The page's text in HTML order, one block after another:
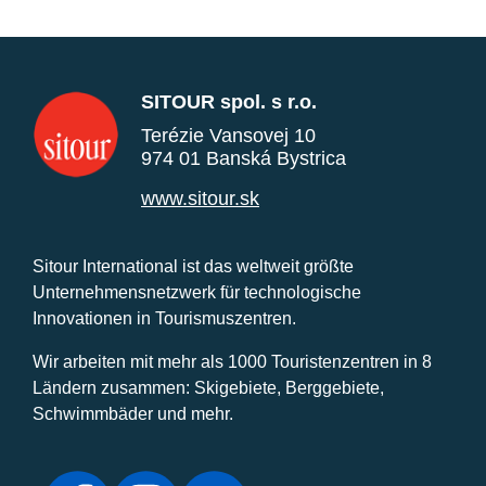
SITOUR spol. s r.o.
Terézie Vansovej 10
974 01 Banská Bystrica
www.sitour.sk
Sitour International ist das weltweit größte
Unternehmensnetzwerk für technologische
Innovationen in Tourismuszentren.
Wir arbeiten mit mehr als 1000 Touristenzentren in 8
Ländern zusammen: Skigebiete, Berggebiete,
Schwimmbäder und mehr.